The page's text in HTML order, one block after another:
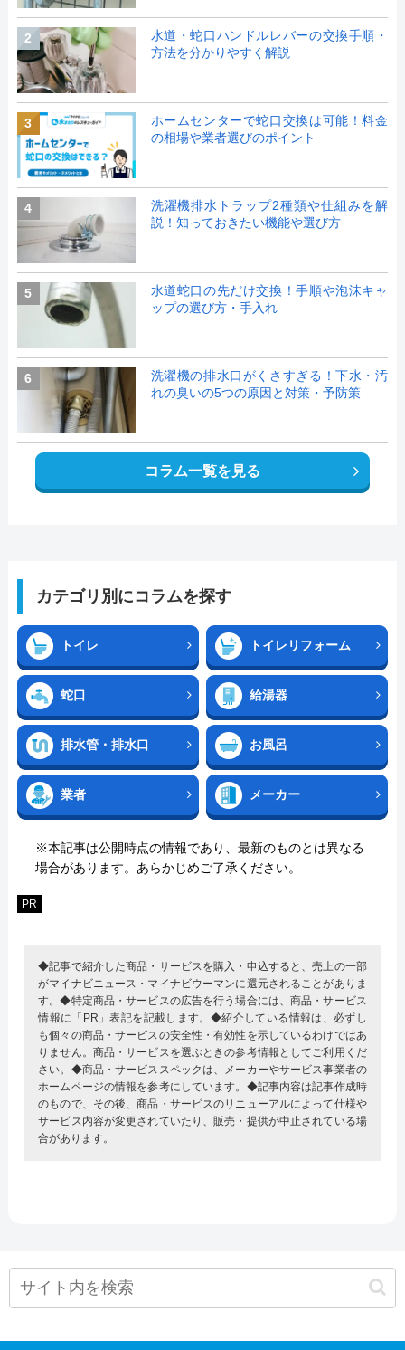
2
水道・蛇口ハンドルレバーの交換手順・
方法を分かりやすく解説
3
ホームセンターで蛇口交換は可能！料金
の相場や業者選びのポイント
4
洗濯機排水トラップ2種類や仕組みを解
説！知っておきたい機能や選び方
5
水道蛇口の先だけ交換！手順や泡沫キャ
ップの選び方・手入れ
6
洗濯機の排水口がくさすぎる！下水・汚
れの臭いの5つの原因と対策・予防策
コラム一覧を見る
カテゴリ別にコラムを探す
トイレ トイレリフォーム
蛇口 給湯器
排水管・排水口 お風呂
業者 メーカー
※本記事は公開時点の情報であり、最新のものとは異なる
場合があります。あらかじめご了承ください。
PR
◆記事で紹介した商品・サービスを購入・申込すると、売上の一部
がマイナビニュース・マイナビウーマンに還元されることがありま
す。◆特定商品・サービスの広告を行う場合には、商品・サービス
情報に「PR」表記を記載します。◆紹介している情報は、必ずし
も個々の商品・サービスの安全性・有効性を示しているわけではあ
りません。商品・サービスを選ぶときの参考情報としてご利用くだ
さい。◆商品・サービススペックは、メーカーやサービス事業者の
ホームページの情報を参考にしています。◆記事内容は記事作成時
のもので、その後、商品・サービスのリニューアルによって仕様や
サービス内容が変更されていたり、販売・提供が中止されている場
合があります。